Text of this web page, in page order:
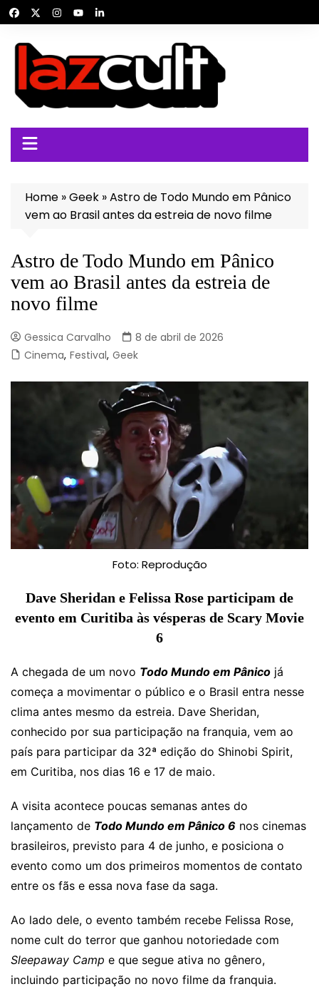
para
conteúdo
Home »Geek »Astro de Todo Mundo em Pânico
vem ao Brasil antes da estreia de novo filme
Astro de Todo Mundo em Pânico
vem ao Brasil antes da estreia de
novo filme
Gessica Carvalho
8 de abril de 2026
Cinema, Festival, Geek
Foto: Reprodução
Dave Sheridan e Felissa Rose participam de
evento em Curitiba às vésperas de Scary Movie
6
A chegada de um novo Todo Mundo em Pânico já
começa a movimentar o público e o Brasil entra nesse
clima antes mesmo da estreia. Dave Sheridan,
conhecido por sua participação na franquia, vem ao
país para participar da 32ª edição do Shinobi Spirit,
em Curitiba, nos dias 16 e 17 de maio.
A visita acontece poucas semanas antes do
lançamento de Todo Mundo em Pânico 6 nos cinemas
brasileiros, previsto para 4 de junho, e posiciona o
evento como um dos primeiros momentos de contato
entre os fãs e essa nova fase da saga.
Ao lado dele, o evento também recebe Felissa Rose,
nome cult do terror que ganhou notoriedade com
Sleepaway Camp e que segue ativa no gênero,
incluindo participação no novo filme da franquia.